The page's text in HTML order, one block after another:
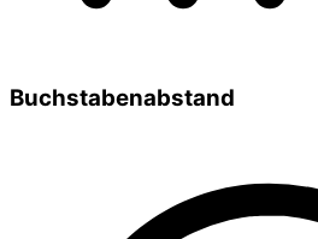
Buchstabenabstand